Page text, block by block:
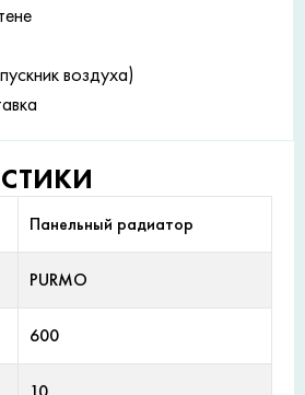
воздуха)
Панельный радиатор
PURMO
600